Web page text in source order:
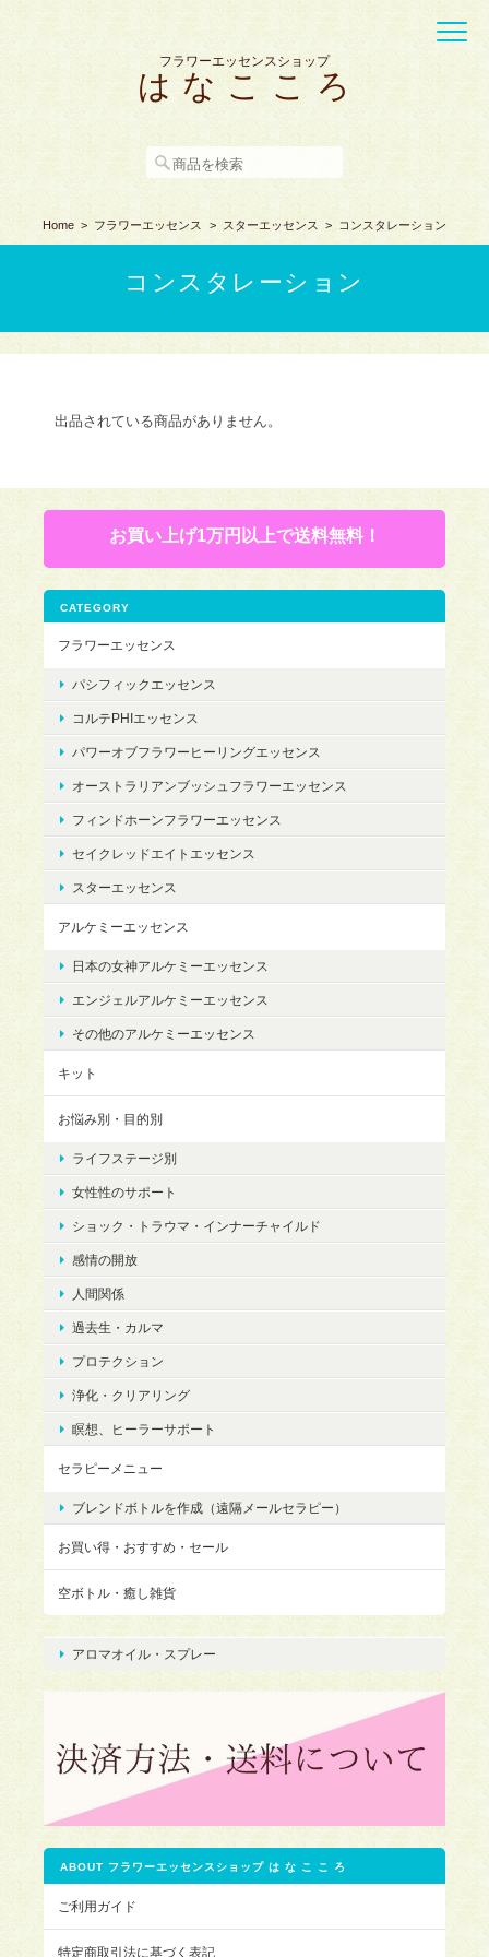
フラワーエッセンスショップ
は な こ こ ろ
Home フラワーエッセンス スターエッセンス コンスタレーション
コンスタレーション
出品されている商品がありません。
お買い上げ1万円以上で送料無料！
CATEGORY
フラワーエッセンス
パシフィックエッセンス
コルテPHIエッセンス
パワーオブフラワーヒーリングエッセンス
オーストラリアンブッシュフラワーエッセンス
フィンドホーンフラワーエッセンス
セイクレッドエイトエッセンス
スターエッセンス
アルケミーエッセンス
日本の女神アルケミーエッセンス
エンジェルアルケミーエッセンス
その他のアルケミーエッセンス
キット
お悩み別・目的別
ライフステージ別
女性性のサポート
ショック・トラウマ・インナーチャイルド
感情の開放
人間関係
過去生・カルマ
プロテクション
浄化・クリアリング
瞑想、ヒーラーサポート
セラピーメニュー
ブレンドボトルを作成（遠隔メールセラピー）
お買い得・おすすめ・セール
空ボトル・癒し雑貨
アロマオイル・スプレー
ABOUT フラワーエッセンスショップ は な こ こ ろ
ご利用ガイド
特定商取引法に基づく表記